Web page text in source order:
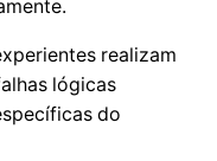
realizam
lógicas
do